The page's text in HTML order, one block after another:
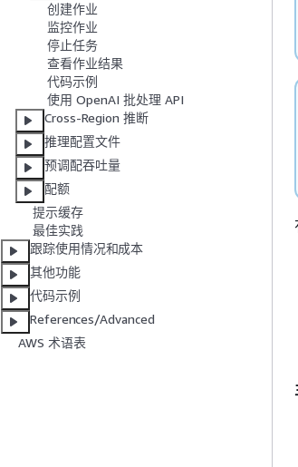
创建作业
监控作业
停止任务
查看作业结果
代码示例
使用 OpenAI 批处理 API
Cross-Region 推断
推理配置文件
预调配吞吐量
配额
提示缓存
最佳实践
跟踪使用情况和成本
其他功能
代码示例
References/Advanced
AWS 术语表